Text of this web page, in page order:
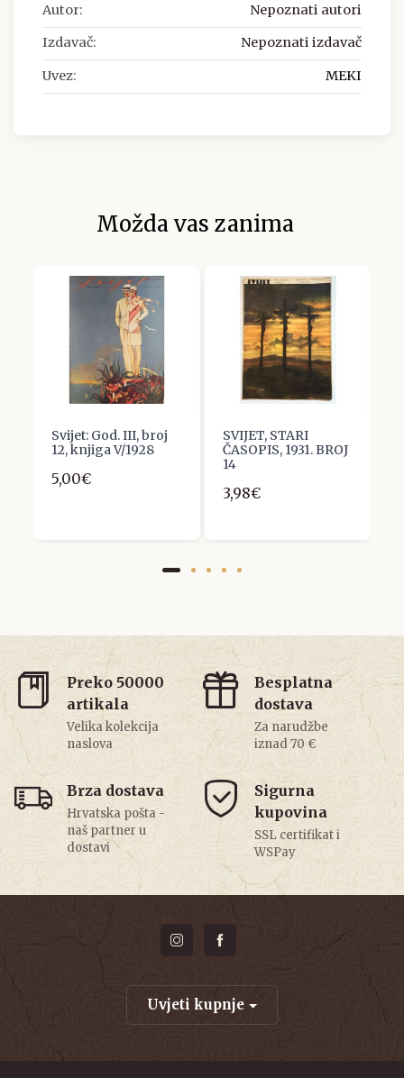
Autor: Nepoznati autori
Izdavač: Nepoznati izdavač
Uvez: MEKI
Možda vas zanima
Svijet: God. III, broj
12, knjiga V/1928
5,00€
SVIJET, STARI
ČASOPIS, 1931. BROJ
14
3,98€
Preko 50000
artikala
Velika kolekcija
naslova
Besplatna
dostava
Za narudžbe
iznad 70 €
Brza dostava
Hrvatska pošta -
naš partner u
dostavi
Sigurna
kupovina
SSL certifikat i
WSPay
Uvjeti kupnje